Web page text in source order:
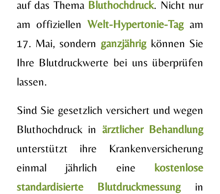
auf das Thema Bluthochdruck. Nicht nur
am offiziellenWelt-Hypertonie-Tag am
17. Mai, sondern ganzjährigkönnen Sie
Ihre Blutdruckwerte bei uns überprüfen
lassen.
Sind Sie gesetzlich versichert und wegen
Bluthochdruck in ärztlicher Behandlung
unterstützt ihre Krankenversicherung
einmal jährlich eine kostenlose
standardisierte Blutdruckmessungin